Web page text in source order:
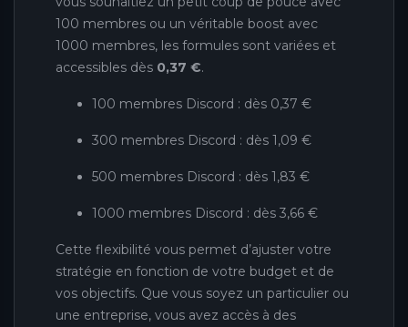
100 membres ou un véritable boost avec
1000 membres, les formules sont variées et
accessibles dès 0,37 €.
100 membres Discord : dès 0,37 €
300 membres Discord : dès 1,09 €
500 membres Discord : dès 1,83 €
1000 membres Discord : dès 3,66 €
Cette flexibilité vous permet d’ajuster votre
stratégie en fonction de votre budget et de
vos objectifs. Que vous soyez un particulier ou
une entreprise, vous avez accès à des